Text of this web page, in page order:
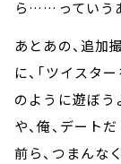
ら……っていう
あとあの、追加
に、「ツイスタ
のように遊ぼう
や、俺、デート
前ら、つまんな